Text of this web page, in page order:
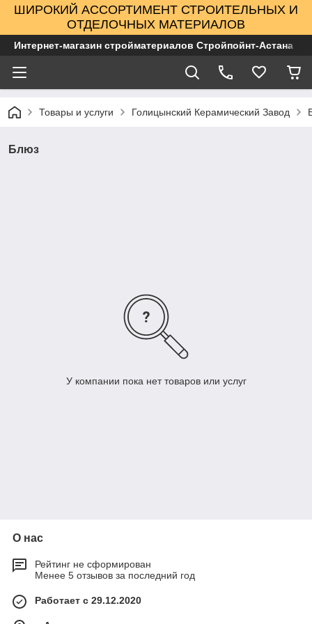
ШИРОКИЙ АССОРТИМЕНТ СТРОИТЕЛЬНЫХ И
ОТДЕЛОЧНЫХ МАТЕРИАЛОВ
Интернет-магазин стройматериалов Стройпойнт-Астана
Товары и услуги Голицынский Керамический Завод
Блюз
У компании пока нет товаров или услуг
О нас
Рейтинг не сформирован
Менее 5 отзывов за последний год
Работает с 29.12.2020